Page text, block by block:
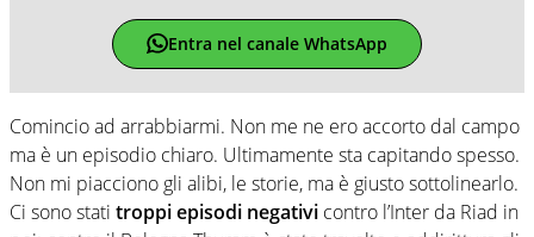
Entra nel canale WhatsApp
Comincio ad arrabbiarmi. Non me ne ero accorto dal campo
ma è un episodio chiaro. Ultimamente sta capitando spesso.
Non mi piacciono gli alibi, le storie, ma è giusto sottolinearlo.
Ci sono stati troppi episodi negativi contro l’Inter da Riad in